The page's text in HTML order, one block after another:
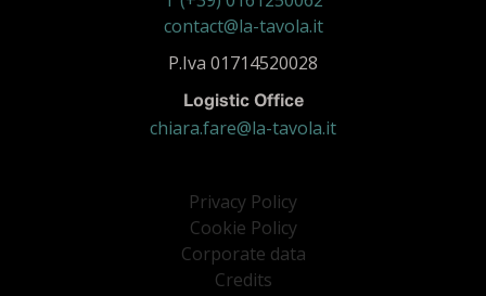
contact@la-tavola.it
P.Iva 01714520028
Logistic Office
chiara.fare@la-tavola.it
Privacy Policy
Cookie Policy
Corporate data
Credits